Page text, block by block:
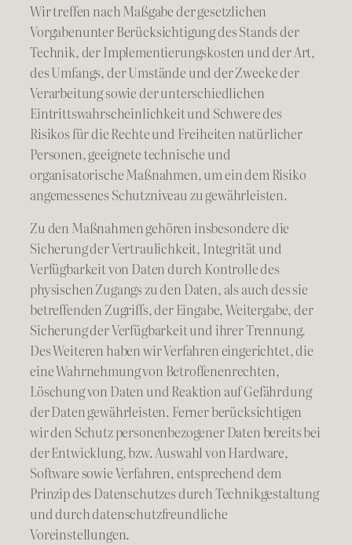
Wir treffen nach Maßgabe der gesetzlichen
Vorgabenunter Berücksichtigung des Stands der
Technik, der Implementierungskosten und der Art,
des Umfangs, der Umstände und der Zwecke der
Verarbeitung sowie der unterschiedlichen
Eintrittswahrscheinlichkeit und Schwere des
Risikos für die Rechte und Freiheiten natürlicher
Personen, geeignete technische und
organisatorische Maßnahmen, um ein dem Risiko
angemessenes Schutzniveau zu gewährleisten.
Zu den Maßnahmen gehören insbesondere die
Sicherung der Vertraulichkeit, Integrität und
Verfügbarkeit von Daten durch Kontrolle des
physischen Zugangs zu den Daten, als auch des sie
betreffenden Zugriffs, der Eingabe, Weitergabe, der
Sicherung der Verfügbarkeit und ihrer Trennung.
Des Weiteren haben wir Verfahren eingerichtet, die
eine Wahrnehmung von Betroffenenrechten,
Löschung von Daten und Reaktion auf Gefährdung
der Daten gewährleisten. Ferner berücksichtigen
wir den Schutz personenbezogener Daten bereits bei
der Entwicklung, bzw. Auswahl von Hardware,
Software sowie Verfahren, entsprechend dem
Prinzip des Datenschutzes durch Technikgestaltung
und durch datenschutzfreundliche
Voreinstellungen.